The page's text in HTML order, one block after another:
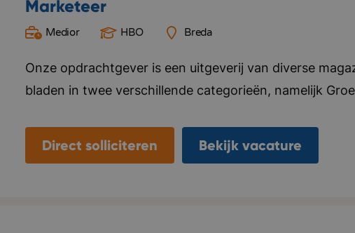
Marketeer
Medior HBO Breda
Onze opdrachtgever is een uitgeverij van diverse
bladen in twee verschillende categorieën, namelijk
internationale uitgeverijen in het distribueren van hun
Direct solliciteren Bekijk vacature